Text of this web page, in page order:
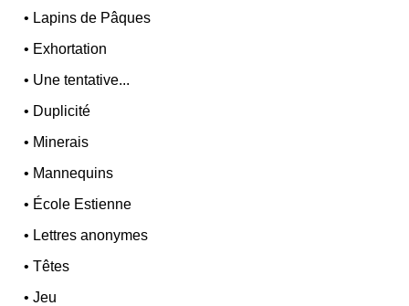
• Lapins de Pâques
• Exhortation
• Une tentative...
• Duplicité
• Minerais
• Mannequins
• École Estienne
• Lettres anonymes
•Têtes
•Jeu